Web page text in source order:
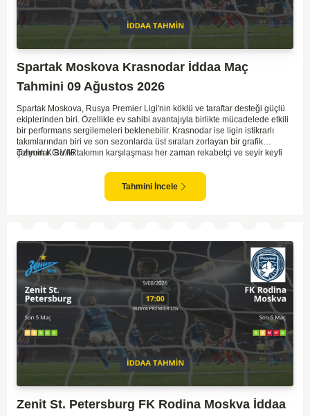
Spartak Moskova Krasnodar İddaa Maç
Tahmini 09 Ağustos 2026
Spartak Moskova, Rusya Premier Ligi'nin köklü ve taraftar desteği güçlü
ekiplerinden biri. Özellikle ev sahibi avantajıyla birlikte mücadelede etkili
bir performans sergilemeleri beklenebilir. Krasnodar ise ligin istikrarlı
takımlarından biri ve son sezonlarda üst sıraları zorlayan bir grafik
çiziyorlar. Bu iki takımın karşılaşması her zaman rekabetçi ve seyir keyfi
çevirebilecek unsurlar barındırıyor. İki takımın geçmiş karşılaşmalarında
gol bulmakta zorlanmadıkları düşünülürse, bu maçta da her iki ekip gol
Tahmin KG VAR
Tahmini İncele
Zenit St. Petersburg FK Rodina Moskva İddaa